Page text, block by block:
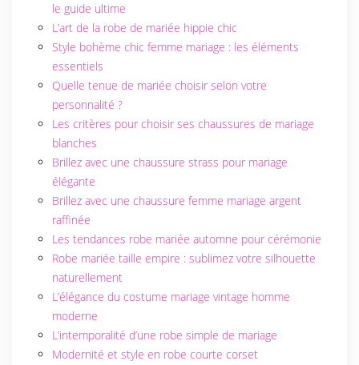
le guide ultime
L’art de la robe de mariée hippie chic
Style bohème chic femme mariage : les éléments
essentiels
Quelle tenue de mariée choisir selon votre
personnalité ?
Les critères pour choisir ses chaussures de mariage
blanches
Brillez avec une chaussure strass pour mariage
élégante
Brillez avec une chaussure femme mariage argent
raffinée
Les tendances robe mariée automne pour cérémonie
Robe mariée taille empire : sublimez votre silhouette
naturellement
L’élégance du costume mariage vintage homme
moderne
L’intemporalité d’une robe simple de mariage
Modernité et style en robe courte corset